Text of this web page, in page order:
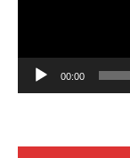
00:00